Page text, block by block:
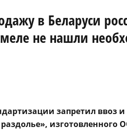
в Беларуси
не нашли
запретил ввоз
изготовленного